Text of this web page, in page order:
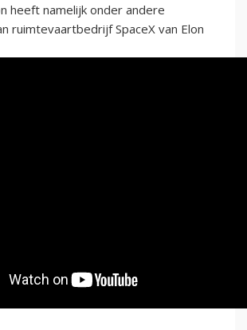
heeft namelijk onder andere
ruimtevaartbedrijf SpaceX van Elon